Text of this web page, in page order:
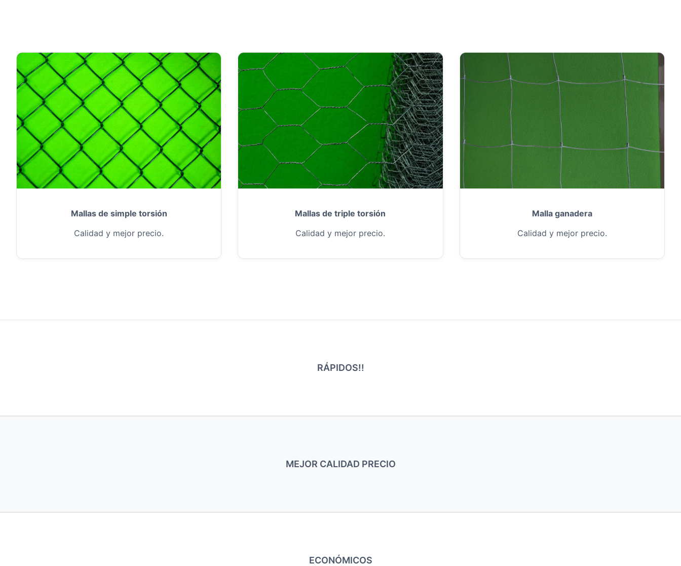
Mallas de simple torsión
Calidad y mejor precio.
Mallas de triple torsión
Calidad y mejor precio.
Malla ganadera
Calidad y mejor precio.
RÁPIDOS!!
MEJOR CALIDAD PRECIO
ECONÓMICOS